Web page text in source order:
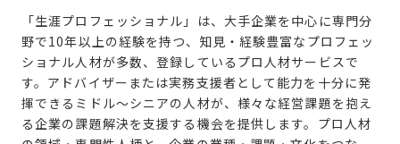
「生涯プロフェッショナル」は、大手企業を中心に専門分
野で10年以上の経験を持つ、知見・経験豊富なプロフェッ
ショナル人材が多数、登録しているプロ人材サービスで
す。アドバイザーまたは実務支援者として能力を十分に発
揮できるミドル～シニアの人材が、様々な経営課題を抱え
る企業の課題解決を支援する機会を提供します。プロ人材